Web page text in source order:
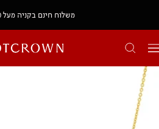
משלוח חינם בקניה מעל 2000 ש״ח
ניווט HOTCROWN